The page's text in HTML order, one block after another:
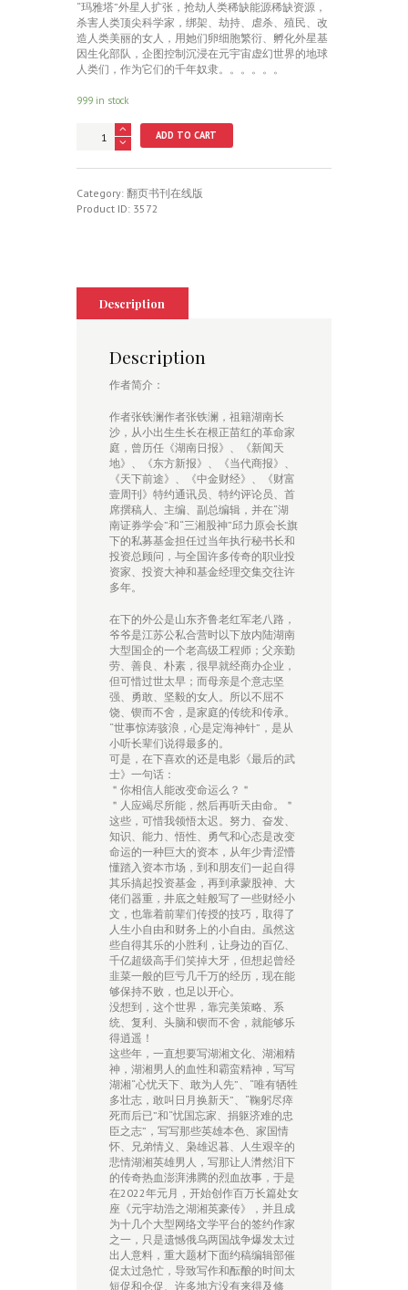
“玛雅塔”外星人扩张，抢劫人类稀缺能源稀缺资源，
杀害人类顶尖科学家，绑架、劫持、虐杀、殖民、改
造人类美丽的女人，用她们卵细胞繁衍、孵化外星基
因生化部队，企图控制沉浸在元宇宙虚幻世界的地球
人类们，作为它们的千年奴隶。。。。。。
999 in stock
之
湖
quantity
ADD TO CART
Category: 翻页书刊在线版
Product ID: 3572
Description
Description
作者简介：
作者张铁澜作者张铁澜，祖籍湖南长
沙，从小出生生长在根正苗红的革命家
庭，曾历任《湖南日报》、《新闻天
地》、《东方新报》、《当代商报》、
《天下前途》、《中金财经》、《财富
壹周刊》特约通讯员、特约评论员、首
席撰稿人、主编、副总编辑，并在“湖
南证券学会”和“三湘股神”邱力原会长旗
下的私募基金担任过当年执行秘书长和
投资总顾问，与全国许多传奇的职业投
资家、投资大神和基金经理交集交往许
多年。
在下的外公是山东齐鲁老红军老八路，
爷爷是江苏公私合营时以下放内陆湖南
大型国企的一个老高级工程师；父亲勤
劳、善良、朴素，很早就经商办企业，
但可惜过世太早；而母亲是个意志坚
强、勇敢、坚毅的女人。所以不屈不
饶、锲而不舍，是家庭的传统和传承。
“世事惊涛骇浪，心是定海神针”，是从
小听长辈们说得最多的。
可是，在下喜欢的还是电影《最后的武
士》一句话：
＂你相信人能改变命运么？＂
＂人应竭尽所能，然后再听天由命。＂
这些，可惜我领悟太迟。努力、奋发、
知识、能力、悟性、勇气和心态是改变
命运的一种巨大的资本，从年少青涩懵
懂踏入资本市场，到和朋友们一起自得
其乐搞起投资基金，再到承蒙股神、大
佬们器重，井底之蛙般写了一些财经小
文，也靠着前辈们传授的技巧，取得了
人生小自由和财务上的小自由。虽然这
些自得其乐的小胜利，让身边的百亿、
千亿超级高手们笑掉大牙，但想起曾经
韭菜一般的巨亏几千万的经历，现在能
够保持不败，也足以开心。
没想到，这个世界，靠完美策略、系
统、复利、头脑和锲而不舍，就能够乐
得逍遥！
这些年，一直想要写湖湘文化、湖湘精
神，湖湘男人的血性和霸蛮精神，写写
湖湘“心忧天下、敢为人先”、“唯有牺牲
多壮志，敢叫日月换新天”、“鞠躬尽瘁
死而后已”和“忧国忘家、捐躯济难的忠
臣之志”，写写那些英雄本色、家国情
怀、兄弟情义、枭雄迟暮、人生艰辛的
悲情湖湘英雄男人，写那让人潸然泪下
的传奇热血澎湃沸腾的烈血故事，于是
在2022年元月，开始创作百万长篇处女
座《元宇劫浩之湖湘英豪传》，并且成
为十几个大型网络文学平台的签约作家
之一，只是遗憾俄乌两国战争爆发太过
出人意料，重大题材下面约稿编辑部催
促太过急忙，导致写作和酝酿的时间太
短促和仓促、许多地方没有来得及修